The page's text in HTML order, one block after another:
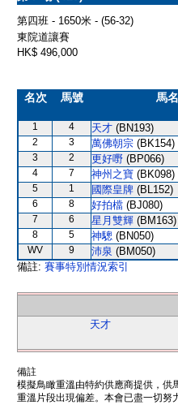
第四班 - 1650米 - (56-32)
東院道讓賽
HK$ 496,000
名次 馬號 馬名
1 4 天才 (BN193)
2 3 萬佛朝宗 (BK154)
3 2 更好嘢 (BP066)
4 7 神州之寶 (BK098)
5 1 國際皇牌 (BL152)
6 8 好拍檔 (BJ080)
7 6 星月雙輝 (BM163)
8 5 神驄 (BN050)
WV 9 沛泉 (BM050)
備註: 賽事特別情況索引
天才
備註
模擬鳥瞰重溫由特約供應商提供，供
重溫片段出現偏差。本會已盡一切努